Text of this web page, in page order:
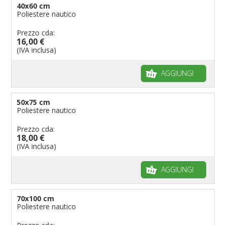
40x60 cm
Poliestere nautico
Prezzo cda:
16,00 €
(IVA inclusa)
AGGIUNGI
50x75 cm
Poliestere nautico
Prezzo cda:
18,00 €
(IVA inclusa)
AGGIUNGI
70x100 cm
Poliestere nautico